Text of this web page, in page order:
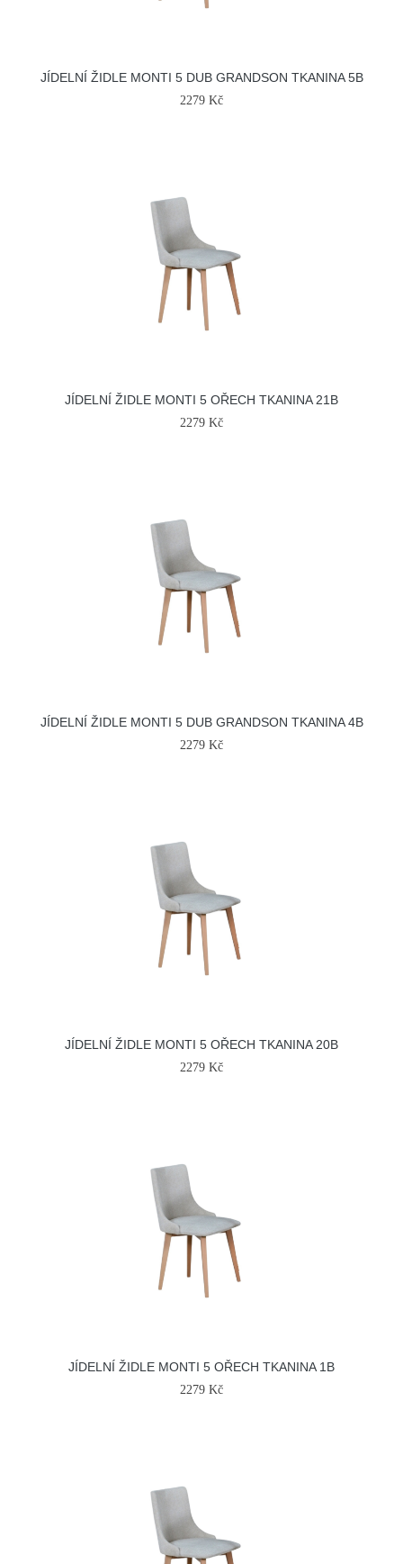
JÍDELNÍ ŽIDLE MONTI 5 DUB GRANDSON TKANINA 5B
2279 Kč
JÍDELNÍ ŽIDLE MONTI 5 OŘECH TKANINA 21B
2279 Kč
JÍDELNÍ ŽIDLE MONTI 5 DUB GRANDSON TKANINA 4B
2279 Kč
JÍDELNÍ ŽIDLE MONTI 5 OŘECH TKANINA 20B
2279 Kč
JÍDELNÍ ŽIDLE MONTI 5 OŘECH TKANINA 1B
2279 Kč